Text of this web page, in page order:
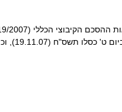
התאום של הארגונים הכלכליים לבין